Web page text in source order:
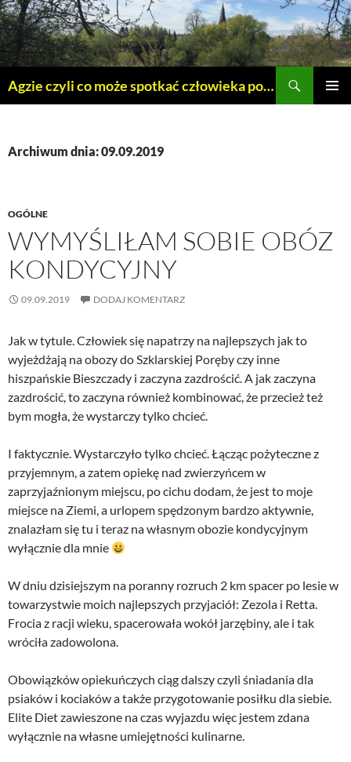
Agzie czyli co może spotkać człowieka po 45 – tce.
Archiwum dnia: 09.09.2019
OGÓLNE
WYMYŚLIŁAM SOBIE OBÓZ
KONDYCYJNY
09.09.2019 DODAJ KOMENTARZ
Jak w tytule. Człowiek się napatrzy na najlepszych jak to
wyjeżdżają na obozy do Szklarskiej Poręby czy inne
hiszpańskie Bieszczady i zaczyna zazdrościć. A jak zaczyna
zazdrościć, to zaczyna również kombinować, że przecież też
bym mogła, że wystarczy tylko chcieć.
I faktycznie. Wystarczyło tylko chcieć. Łącząc pożyteczne z
przyjemnym, a zatem opiekę nad zwierzyńcem w
zaprzyjaźnionym miejscu, po cichu dodam, że jest to moje
miejsce na Ziemi, a urlopem spędzonym bardzo aktywnie,
znalazłam się tu i teraz na własnym obozie kondycyjnym
wyłącznie dla mnie
W dniu dzisiejszym na poranny rozruch 2 km spacer po lesie w
towarzystwie moich najlepszych przyjaciół: Zezola i Retta.
Frocia z racji wieku, spacerowała wokół jarzębiny, ale i tak
wróciła zadowolona.
Obowiązków opiekuńczych ciąg dalszy czyli śniadania dla
psiaków i kociaków a także przygotowanie posiłku dla siebie.
Elite Diet zawieszone na czas wyjazdu więc jestem zdana
wyłącznie na własne umiejętności kulinarne.